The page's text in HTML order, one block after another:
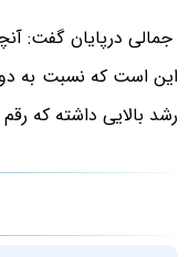
جمالی درپایان گفت:
این است که نسبت به
رشد بالایی داشته که